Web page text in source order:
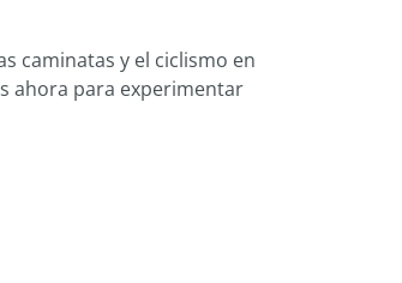
caminatas y el ciclismo en
ahora para experimentar